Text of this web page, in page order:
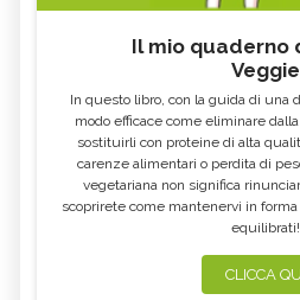
Il mio quaderno
Veggie
In questo libro, con la guida di una
modo efficace come eliminare
sostituirli con proteine di alta
carenze alimentari o perdita di
vegetariana non significa
scoprirete come mantenervi in
equilibrati!
CLICCA